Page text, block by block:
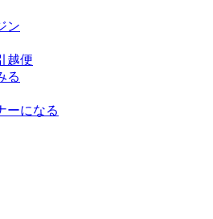
ン
越便
る
ーになる